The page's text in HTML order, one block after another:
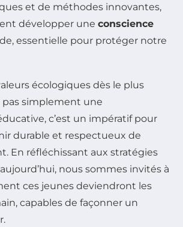
et de méthodes innovantes,
développer une conscience
essentielle pour protéger notre
écologiques dès le plus
pas simplement une
c’est un impératif pour
durable et respectueux de
En réfléchissant aux stratégies
nous sommes invités à
ces jeunes deviendront les
capables de façonner un